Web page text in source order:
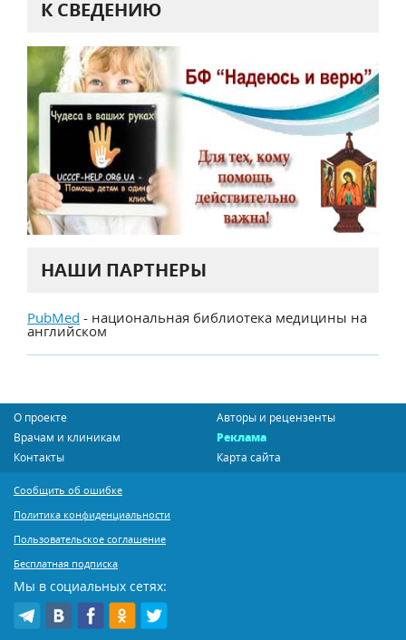
К СВЕДЕНИЮ
НАШИ ПАРТНЕРЫ
PubMed - национальная библиотека медицины на
английском
О проекте
Авторы и рецензенты
Врачам и клиникам
Реклама
Контакты
Карта сайта
Сообщить об ошибке
Политика конфиденциальности
Пользовательское соглашение
Бесплатная подписка
Мы в социальных сетях: